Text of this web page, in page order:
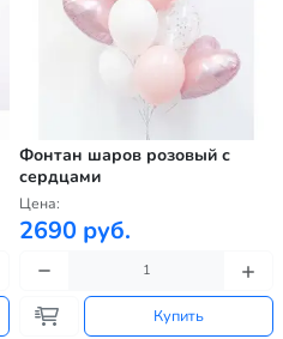
Фонтан шаров розовый с
сердцами
Цена:
2690 руб.
Купить